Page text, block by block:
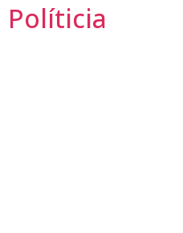
Políticia